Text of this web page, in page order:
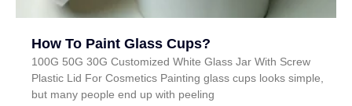
How To Paint Glass Cups?
100G 50G 30G Customized White Glass Jar With Screw
Plastic Lid For Cosmetics Painting glass cups looks simple,
but many people end up with peeling